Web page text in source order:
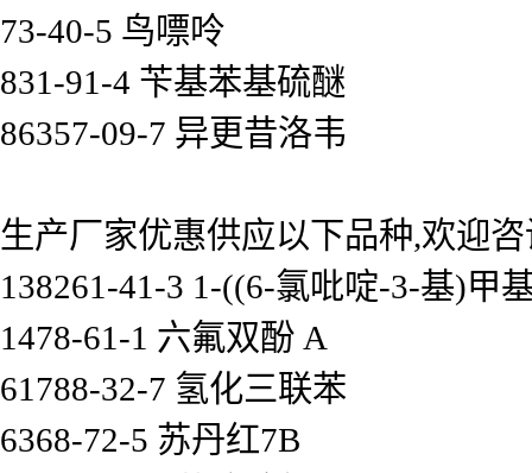
73-40-5 鸟嘌呤
831-91-4 苄基苯基硫醚
86357-09-7 异更昔洛韦
生产厂家优惠供应以下品种,欢迎
138261-41-3 1-((6-氯吡啶-3-基)甲
1478-61-1 六氟双酚 A
61788-32-7 氢化三联苯
6368-72-5 苏丹红7B